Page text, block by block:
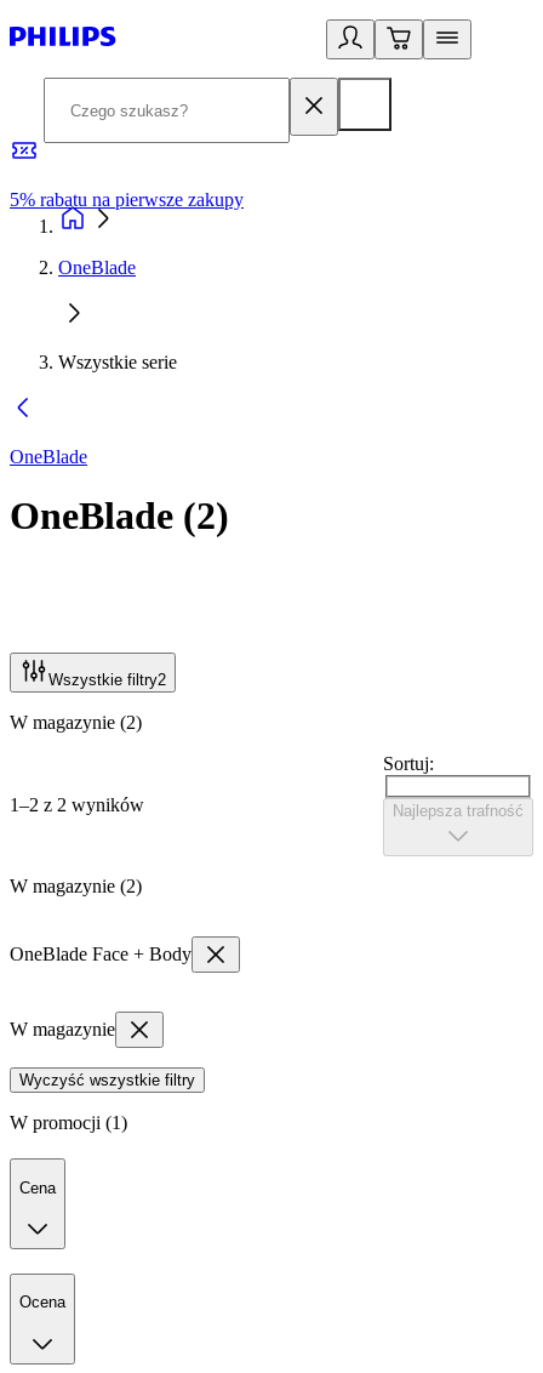
5% rabatu na pierwsze zakupy
OneBlade
Wszystkie serie
OneBlade
OneBlade (2)
Wszystkie filtry2
W magazynie (2)
1–2 z 2 wyników
Sortuj:
Najlepsza trafność
W magazynie (2)
OneBlade Face + Body
W magazynie
Wyczyść wszystkie filtry
W promocji (1)
Cena
Ocena